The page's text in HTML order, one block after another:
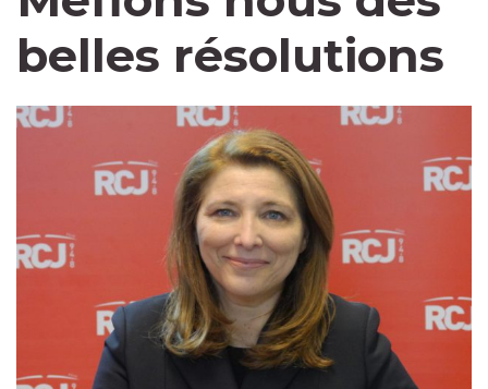
belles résolutions